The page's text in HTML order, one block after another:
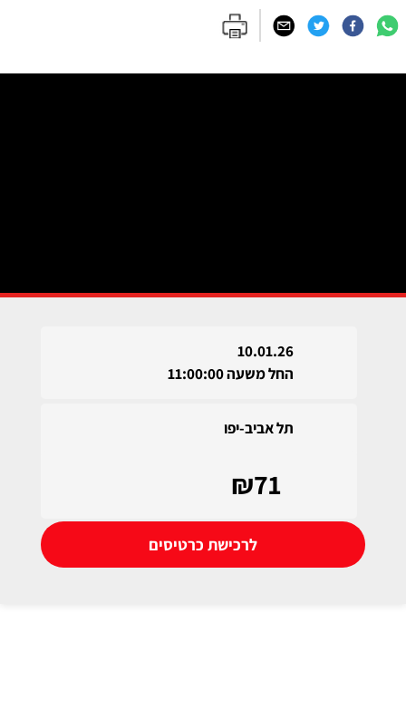
10.01.26
החל משעה 11:00:00
תל אביב-יפו
₪71
לרכישת כרטיסים